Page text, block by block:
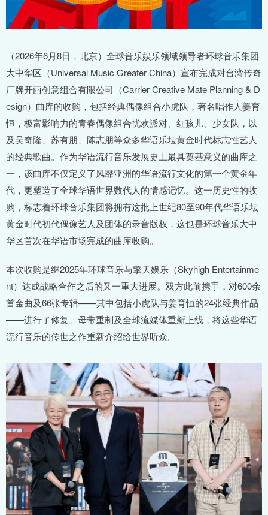
（2026年6月8日，北京）全球音乐娱乐领域领导者环球音乐集团
大中华区（Universal Music Greater China）宣布完成对台湾传奇
厂牌开丽创意组合有限公司（Carrier Creative Mate Planning & D
esign）曲库的收购，包括经典偶像组合小虎队，著名唱作人姜育
恒，极富影响力的青春偶像组合忧欢派对、红孩儿、少女队，以
及吴奇隆、苏有朋、陈志朋等众多华语乐坛黄金时代标志性艺人
的经典歌曲。作为华语流行音乐发展史上最具奠基意义的曲库之
一，该曲库不仅定义了风靡亚洲的华语流行文化的第一个黄金年
代，更塑造了全球华语世界数代人的情感记忆。这一历史性的收
购，标志着环球音乐集团将拥有这批上世纪80至90年代华语乐坛
黄金时代初代偶像艺人及团体的录音版权，这也是环球音乐大中
华区首次在华语市场完成的曲库收购。
本次收购是继2025年环球音乐与擎天娱乐（Skyhigh Entertainme
nt）达成战略合作之后的又一重大进展。双方此前携手，对600余
首金曲及66张专辑——其中包括小虎队与姜育恒的24张经典作品
——进行了修复、母带重制及全球流媒体重新上线，将这些华语
流行音乐的传世之作重新介绍给世界听众。